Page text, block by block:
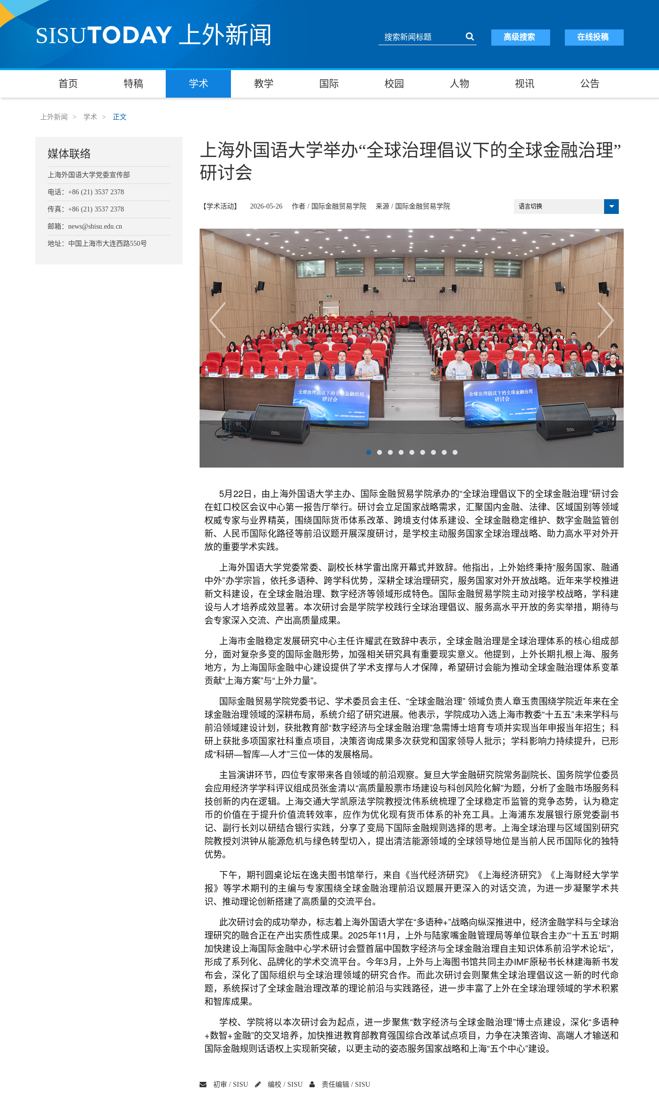
SISUTODAY 上外新闻 在线投稿
高级搜索
首页 特稿 学术 教学 国际 校园 人物 视讯 公告
上外新闻 > 学术 > 正文
上海外国语大学举办“全球治理倡议下的全球金融治理”
研讨会
【学术活动】 2026-05-26 作者 / 国际金融贸易学院 来源 / 国际金融贸易学院 语言切换
5月22日，由上海外国语大学主办、国际金融贸易学院承办的“全球治理倡议下的全球金融治理”研讨会
在虹口校区会议中心第一报告厅举行。研讨会立足国家战略需求，汇聚国内金融、法律、区域国别等领域
权威专家与业界精英，围绕国际货币体系改革、跨境支付体系建设、全球金融稳定维护、数字金融监管创
新、人民币国际化路径等前沿议题开展深度研讨，是学校主动服务国家全球治理战略、助力高水平对外开
放的重要学术实践。
上海外国语大学党委常委、副校长林学雷出席开幕式并致辞。他指出，上外始终秉持“服务国家、融通
中外”办学宗旨，依托多语种、跨学科优势，深耕全球治理研究，服务国家对外开放战略。近年来学校推进
新文科建设，在全球金融治理、数字经济等领域形成特色。国际金融贸易学院主动对接学校战略，学科建
设与人才培养成效显著。本次研讨会是学院学校践行全球治理倡议、服务高水平开放的务实举措，期待与
会专家深入交流、产出高质量成果。
上海市金融稳定发展研究中心主任许耀武在致辞中表示，全球金融治理是全球治理体系的核心组成部
分，面对复杂多变的国际金融形势，加强相关研究具有重要现实意义。他提到，上外长期扎根上海、服务
地方，为上海国际金融中心建设提供了学术支撑与人才保障，希望研讨会能为推动全球金融治理体系变革
贡献“上海方案”与“上外力量”。
国际金融贸易学院党委书记、学术委员会主任、“全球金融治理” 领域负责人章玉贵围绕学院近年来在全
球金融治理领域的深耕布局，系统介绍了研究进展。他表示，学院成功入选上海市教委“十五五”未来学科与
前沿领域建设计划，获批教育部“数字经济与全球金融治理”急需博士培育专项并实现当年申报当年招生；科
研上获批多项国家社科重点项目，决策咨询成果多次获党和国家领导人批示；学科影响力持续提升，已形
成“科研—智库—人才”三位一体的发展格局。
主旨演讲环节，四位专家带来各自领域的前沿观察。复旦大学金融研究院常务副院长、国务院学位委员
会应用经济学学科评议组成员张金清以“高质量股票市场建设与科创风险化解”为题，分析了金融市场服务科
技创新的内在逻辑。上海交通大学凯原法学院教授沈伟系统梳理了全球稳定币监管的竞争态势，认为稳定
币的价值在于提升价值流转效率，应作为优化现有货币体系的补充工具。上海浦东发展银行原党委副书
记、副行长刘以研结合银行实践，分享了变局下国际金融规则选择的思考。上海全球治理与区域国别研究
院教授刘洪钟从能源危机与绿色转型切入，提出清洁能源领域的全球领导地位是当前人民币国际化的独特
优势。
下午，期刊圆桌论坛在逸夫图书馆举行，来自《当代经济研究》《上海经济研究》《上海财经大学学
报》等学术期刊的主编与专家围绕全球金融治理前沿议题展开更深入的对话交流，为进一步凝聚学术共
识、推动理论创新搭建了高质量的交流平台。
此次研讨会的成功举办，标志着上海外国语大学在“多语种+”战略向纵深推进中，经济金融学科与全球治
理研究的融合正在产出实质性成果。2025年11月，上外与陆家嘴金融管理局等单位联合主办“‘十五五’时期
加快建设上海国际金融中心学术研讨会暨首届中国数字经济与全球金融治理自主知识体系前沿学术论坛”，
形成了系列化、品牌化的学术交流平台。今年3月，上外与上海图书馆共同主办IMF原秘书长林建海新书发
布会，深化了国际组织与全球治理领域的研究合作。而此次研讨会则聚焦全球治理倡议这一新的时代命
题，系统探讨了全球金融治理改革的理论前沿与实践路径，进一步丰富了上外在全球治理领域的学术积累
和智库成果。
学校、学院将以本次研讨会为起点，进一步聚焦“数字经济与全球金融治理”博士点建设，深化“多语种
+数智+金融”的交叉培养，加快推进教育部教育强国综合改革试点项目，力争在决策咨询、高端人才输送和
国际金融规则话语权上实现新突破，以更主动的姿态服务国家战略和上海“五个中心”建设。
初审 / SISU 编校 / SISU 责任编辑 / SISU
媒体联络
上海外国语大学党委宣传部
电话：+86 (21) 3537 2378
传真：+86 (21) 3537 2378
邮箱：news@shisu.edu.cn
地址：中国上海市大连西路550号